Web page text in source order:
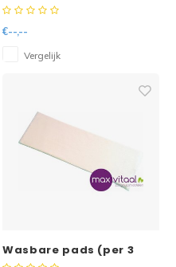
incontinentielaken
€--,--
Vergelijk
Wasbare pads (per 3